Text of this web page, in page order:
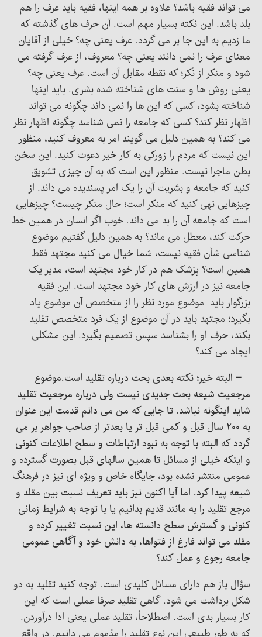
می تواند فقیه باشد؟ علاوه بر همه اینها، فقیه باید عرف را هم
بلد باشد. این نکته بسیار مهم است. آن حرف های گذشته که
ما زدیم به این جا بر می گردد. عرف یعنی چه؟ خیلی از آقایان
معنای عرف را نمی دانند یعنی چه؟ معروف، از عرف گرفته می
شود و منکر از نُکر؛ که نقطه مقابل آن است. عرف یعنی چه؟
یعنی روش ها و سنت های شناخته شده بشری. باید اینها
شناخته بشود، کسی که این ها را نمی داند چگونه می تواند
اظهار نظر کند؟ کسی که جامعه را نمی شناسد چگونه اظهار نظر
می کند؟ به همین دلیل می گویند امر به معروف کنید، منظور
این نیست که مردم را زورکی به کار خیر دعوت کنید. این سخن
بطن ماجرا نیست. منظور این است که به آن چیزی تشویق
کنید که جامعه و بشریت آن را یک امر پسندیده می داند. از
چیزهایی نهی کنید که منکر است؛ حال منکر چیست؟ چیزهایی
است که جامعه آن را بد می داند. خوب اگر انسان در همین خط
حرکت کند، معطل می ماند؟ به همین دلیل گفتیم موضوع
شناسی شأن فقیه نیست، شما خیال می کنید مجتهد فقط
همین است؟ پزشک هم در کار خود مجتهد است، مدیر یک
جامعه نیز در ارزش های کار خود مجتهد است. این فقیه
بزرگوار باید موضوع مورد نظر را از متخصص آن موضوع یاد
بگیرد؛ مجتهد باید در آن موضوع از یک فرد متخصص تقلید
بکند، حرف او را بشناسد سپس تصمیم بگیرد. این مشکلی
ایجاد می کند؟
– البته خیر؛ نکته بعدی بحث درباره تقلید است.موضوع
مرجعیت شیعه بحث جدیدی نیست ولی درباره مرجعیت تقلید
شاید اینگونه نباشد. تا جایی که من می دانم قدمت این عنوان
به ۲۰۰ سال قبل و کمی قبل تر یا بعدتر از صاحب جواهر بر می
گردد که البته با توجه به نبود ارتباطات و سطح اطلاعات کنونی
و اینکه خیلی از مسائل تا همین سالهای قبل بصورت گسترده و
عمومی منتشر نشده بود، جایگاه خاص و ویژه ای نیز در فرهنگ
شیعه پیدا کرد. اما آیا اکنون نیز باید تعریف نسبت بین مقلد و
مرجع تقلید را به مانند قدیم بدانیم یا با توجه به شرایط زمانی
کنونی و گسترش سطح دانسته ها، این نسبت تغییر کرده و
مقلد می تواند فارغ از فتواها، به دانش خود و آگاهی عمومی
جامعه رجوع و عمل کند؟
سؤال باز هم دارای مسائل کلیدی است. توجه کنید تقلید به دو
شکل برداشت می شود. گاهی تقلید صرفا عملی است که این
کار بسیار بدی است. اصطلاحاً، تقلید عملی یعنی ادا درآوردن.